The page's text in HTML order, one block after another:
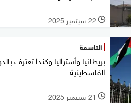
l 22 سبتمبر 2025
التاسعة
بريطانيا وأستراليا وكندا تعترف
الفلسطينية
l 21 سبتمبر 2025